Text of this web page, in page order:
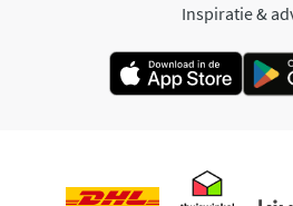
Inspiratie &